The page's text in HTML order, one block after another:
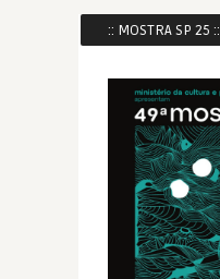
:: MOSTRA SP 25 ::